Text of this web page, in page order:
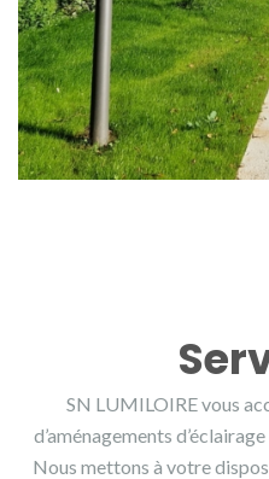
SN LUMILOIRE vous
d’aménagements
Nous mettons à votre